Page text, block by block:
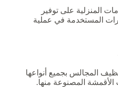
المنزلية على توفير
المستخدمة في عملية
المجالس بجميع أنواعها
المصنوعة منها.